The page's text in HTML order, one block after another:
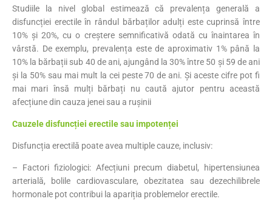
Studiile la nivel global estimează că prevalența generală a
disfuncției erectile în rândul bărbaților adulți este cuprinsă între
10% și 20%, cu o creștere semnificativă odată cu înaintarea în
vârstă. De exemplu, prevalența este de aproximativ 1% până la
10% la bărbații sub 40 de ani, ajungând la 30% între 50 și 59 de ani
și la 50% sau mai mult la cei peste 70 de ani. Și aceste cifre pot fi
mai mari însă mulți bărbați nu caută ajutor pentru această
afecțiune din cauza jenei sau a rușinii
Cauzele disfuncției erectile sau impotenței
Disfuncția erectilă poate avea multiple cauze, inclusiv:​
– Factori fiziologici: Afecțiuni precum diabetul, hipertensiunea
arterială, bolile cardiovasculare, obezitatea sau dezechilibrele
hormonale pot contribui la apariția problemelor erectile.